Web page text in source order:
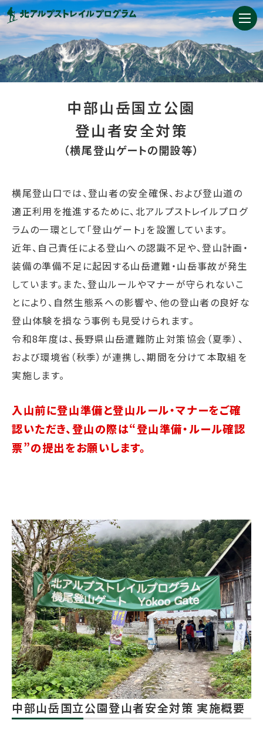
中部山岳国立公園
登山者安全対策
（横尾登山ゲートの開設等）
横尾登山口では、登山者の安全確保、および登山道の
適正利用を推進するために、北アルプストレイルプログ
ラムの一環として「登山ゲート」を設置しています。
近年、自己責任による登山への認識不足や、登山計画・
装備の準備不足に起因する山岳遭難・山岳事故が発生
しています。 また、登山ルールやマナーが守られないこ
とにより、自然生態系への影響や、他の登山者の良好な
登山体験を損なう事例も見受けられます。
令和8年度は、長野県山岳遭難防止対策協会（夏季）、
および環境省（秋季）が連携し、期間を分けて本取組を
実施します。
入山前に登山準備と登山ルール・マナーをご確
認いただき、登山の際は“登山準備・ルール確認
票”の提出をお願いします。
中部山岳国立公園登山者安全対策 実施概要